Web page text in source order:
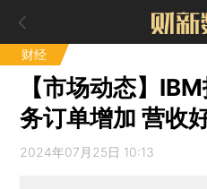
财经
【市场动态】
务订单增加 营收
2024年07月25日 10:13